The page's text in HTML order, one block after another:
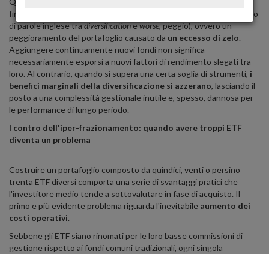
finanziario, questo fenomeno viene definito
(un gioco
di parole inglese tradiversificationeworse, peggio), ovvero un
peggioramento del portafoglio causato da un eccesso di zelo.
Aggiungere continuamente nuovi fondi non significa
necessariamente esporsi a nuovi fattori di rendimento slegati tra
loro. Al contrario, quando si supera una certa soglia di strumenti, i
benefici marginali della diversificazione si azzerano, lasciando il
posto a una complessità gestionale inutile e, spesso, dannosa per
le performance di lungo periodo.
I contro dell'iper-frazionamento: quando avere troppi ETF
diventa un problema
Costruire un portafoglio composto da quindici, venti o persino
trenta ETF diversi comporta una serie di svantaggi pratici che
l'investitore medio tende a sottovalutare in fase di acquisto. Il
primo e più evidente problema riguarda l'inevitabile aumento dei
costi operativi.
Sebbene gli ETF siano rinomati per le loro basse commissioni di
gestione rispetto ai fondi comuni tradizionali, ogni singola